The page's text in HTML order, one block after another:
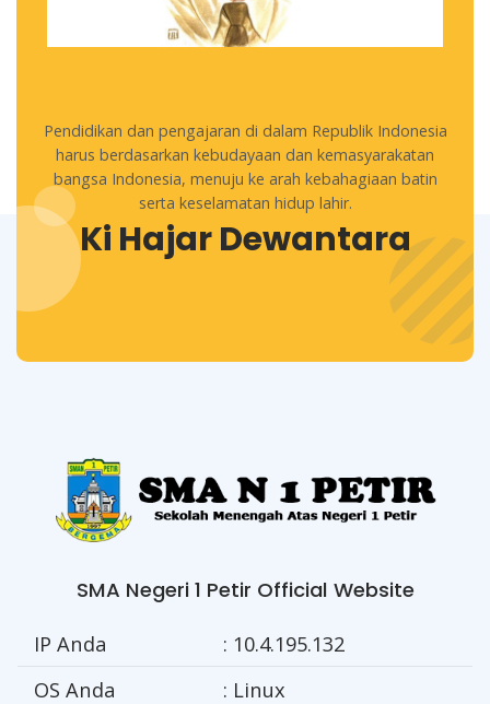
Pendidikan dan pengajaran di dalam Republik Indonesia
harus berdasarkan kebudayaan dan kemasyarakatan
bangsa Indonesia, menuju ke arah kebahagiaan batin
serta keselamatan hidup lahir.
Ki Hajar Dewantara
SMA Negeri 1 Petir Official Website
IP Anda
: 10.4.195.132
OS Anda
: Linux